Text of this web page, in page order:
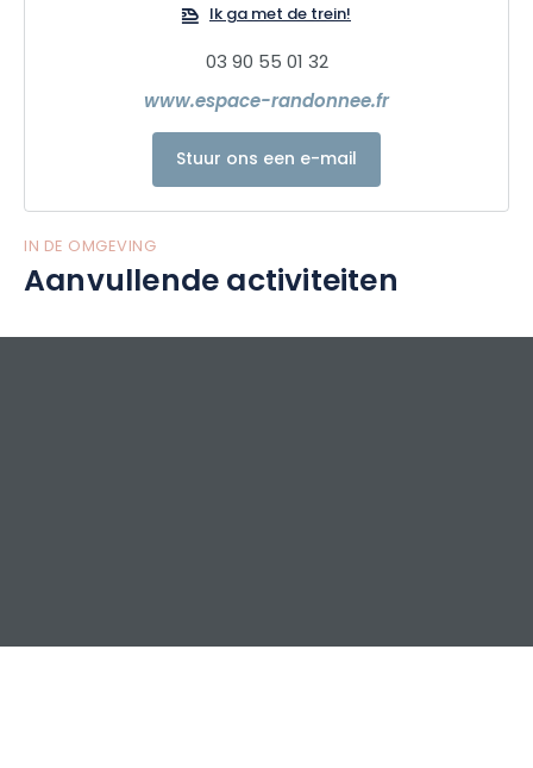
Ik ga met de trein!
03 90 55 01 32
www.espace-randonnee.fr
Stuur ons een e-mail
IN DE OMGEVING
Aanvullende activiteiten